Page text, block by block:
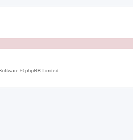
© phpBB Limited